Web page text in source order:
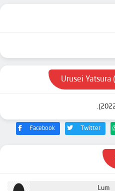
Facebook Twitter
Lum